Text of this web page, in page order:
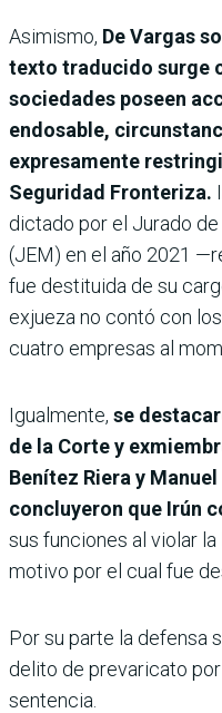
Asimismo, De Vargas
texto traducido surge
sociedades poseen
endosable,
expresamente
Seguridad Fronteriza.
dictado por el Jurado
(JEM) en el año 2021
fue destituida de su
exjueza no contó con
cuatro empresas al
Igualmente, se
de la Corte y
Benítez Riera y
concluyeron que Irún
sus funciones al violar
motivo por el cual fue
Por su parte la defensa
delito de prevaricato
sentencia.